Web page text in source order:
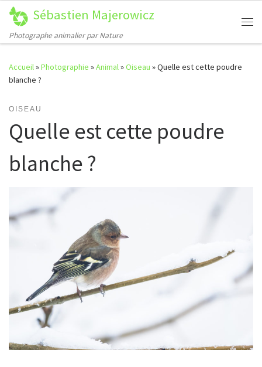
Passer au contenu
Sébastien Majerowicz
Photographe animalier par Nature
Accueil»Photographie »Animal»Oiseau »Quelle est cette poudre
blanche ?
OISEAU
Quelle est cette poudre
blanche ?